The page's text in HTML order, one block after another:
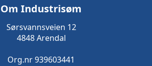
Om Industrisøm
Sørsvannsveien 12
4848 Arendal
Org.nr 939603441